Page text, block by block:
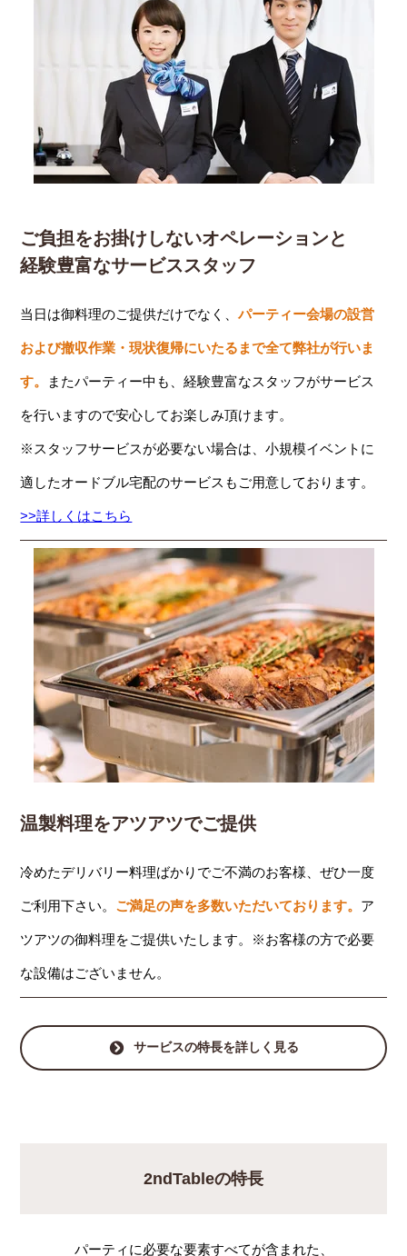
ご負担をお掛けしないオペレーションと
経験豊富なサービススタッフ
当日は御料理のご提供だけでなく、パーティー会場の設営
および撤収作業・現状復帰にいたるまで全て弊社が行いま
す。 またパーティー中も、経験豊富なスタッフがサービス
を行いますので安心してお楽しみ頂けます。
※スタッフサービスが必要ない場合は、小規模イベントに
適したオードブル宅配のサービスもご用意しております。
>>詳しくはこちら
温製料理をアツアツでご提供
冷めたデリバリー料理ばかりでご不満のお客様、ぜひ一度
ご利用下さい。 ご満足の声を多数いただいております。 ア
ツアツの御料理をご提供いたします。※お客様の方で必要
な設備はございません。
サービスの特長を詳しく見る
2ndTableの特長
パーティに必要な要素すべてが含まれた、